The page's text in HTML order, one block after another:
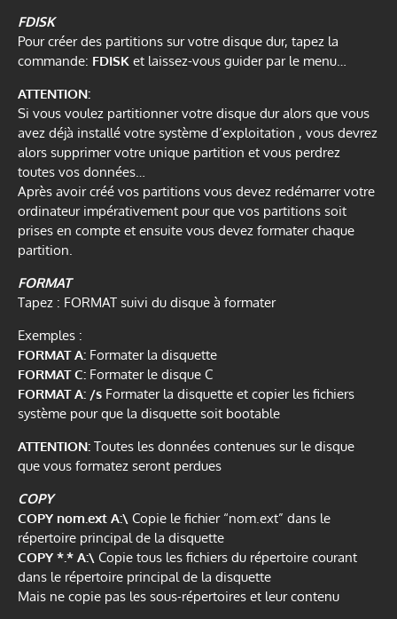
FDISK
Pour créer des partitions sur votre disque dur, tapez la
commande: FDISK et laissez-vous guider par le menu…
ATTENTION:
Si vous voulez partitionner votre disque dur alors que vous
avez déjà installé votre système d’exploitation , vous devrez
alors supprimer votre unique partition et vous perdrez
toutes vos données…
Après avoir créé vos partitions vous devez redémarrer votre
ordinateur impérativement pour que vos partitions soit
prises en compte et ensuite vous devez formater chaque
partition.
FORMAT
Tapez : FORMAT suivi du disque à formater
Exemples :
FORMAT A: Formater la disquette
FORMAT C: Formater le disque C
FORMAT A: /s Formater la disquette et copier les fichiers
système pour que la disquette soit bootable
ATTENTION: Toutes les données contenues sur le disque
que vous formatez seront perdues
COPY
COPY nom.ext A:\ Copie le fichier “nom.ext” dans le
répertoire principal de la disquette
COPY *.* A:\ Copie tous les fichiers du répertoire courant
dans le répertoire principal de la disquette
Mais ne copie pas les sous-répertoires et leur contenu